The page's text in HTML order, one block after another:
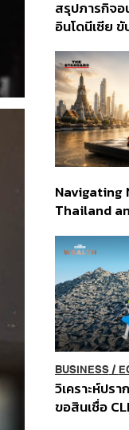
สรุปภารกิจอ
อินโดนีเซีย
ส่วนยุทธศา
อินโดนีเซีย
Navigating
Thailand
Order
BUSINESS/
วิเคราะห์ปร
ขอสินเชื่อ